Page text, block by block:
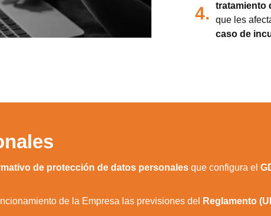
4.
tratamiento
que les
caso de
de protección de datos personalesque configura el
de la Empresa las previsiones del Reglamento